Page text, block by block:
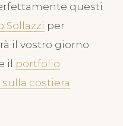
questi
Sollazzi per
il vostro giorno
il portfolio
costiera